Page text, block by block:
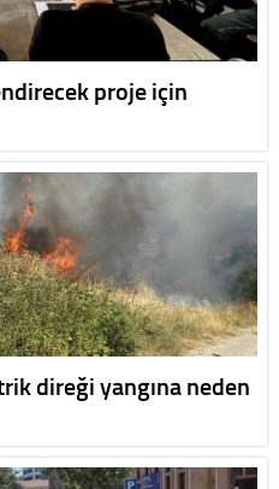
proje için
direği yangına neden